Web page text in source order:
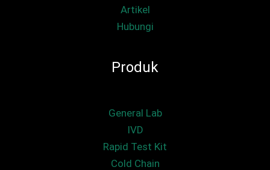
Artikel
Hubungi
Produk
General Lab
IVD
Rapid Test Kit
Cold Chain